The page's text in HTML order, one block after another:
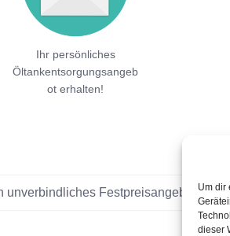
Um dir
dieser
Ihr persönliches
Öltankentsorgungsangeb
ot erhalten!
unverbindliches Festpreisangebot